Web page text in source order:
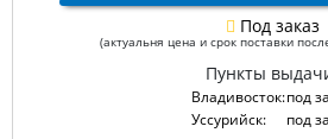
Под заказ
(актуальня цена и срок поставки
Пункты
Владивосток:под
Уссурийск:
под